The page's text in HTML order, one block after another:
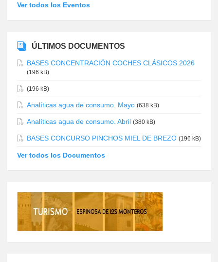
Ver todos los Eventos
ÚLTIMOS DOCUMENTOS
BASES CONCENTRACIÓN COCHES CLÁSICOS 2026
(196 kB)
(196 kB)
Analíticas agua de consumo. Mayo (638 kB)
Analíticas agua de consumo. Abril (380 kB)
BASES CONCURSO PINCHOS MIEL DE BREZO (196 kB)
Ver todos los Documentos